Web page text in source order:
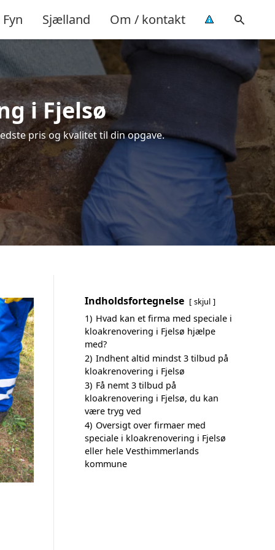
Fyn Sjælland Om / kontakt
i Fjelsø
pris og kvalitet til din opgave.
Indholdsfortegnelse skjul
1) Hvad kan et firma med speciale i
kloakrenovering i Fjelsø hjælpe
med?
2) Indhent altid mindst 3 tilbud på
kloakrenovering i Fjelsø
3) Få nemt 3 tilbud på
kloakrenovering i Fjelsø, du kan
være tryg ved
4) Oversigt over firmaer med
speciale i kloakrenovering i Fjelsø
eller hele Vesthimmerlands
kommune